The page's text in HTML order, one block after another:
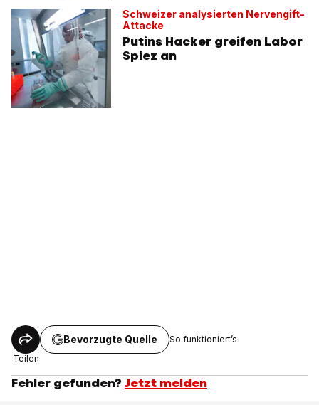
Schweizer analysierten Nervengift-
Attacke
Putins Hacker greifen Labor
Spiez an
Teilen
Bevorzugte Quelle So funktioniert’s
Fehler gefunden? Jetzt melden